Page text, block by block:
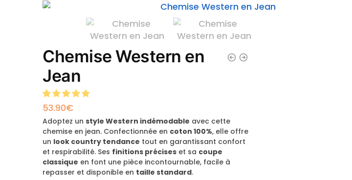
Chemise Western en
Jean
53.90€
Adoptez unstyle Western indémodable avec cette
chemise en jean. Confectionnée en coton 100%, elle offre
un look country tendance tout en garantissant confort
et respirabilité. Ses finitions précises et sa coupe
classique en font une pièce incontournable, facile à
repasser et disponible en taille standard.